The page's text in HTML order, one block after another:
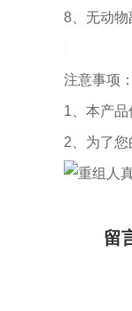
8 、无动
注意事项
1 、本产
2 、为了
留